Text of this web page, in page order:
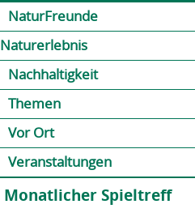
NaturFreunde
Naturerlebnis
Nachhaltigkeit
Themen
Vor Ort
Veranstaltungen
Monatlicher Spieltreff